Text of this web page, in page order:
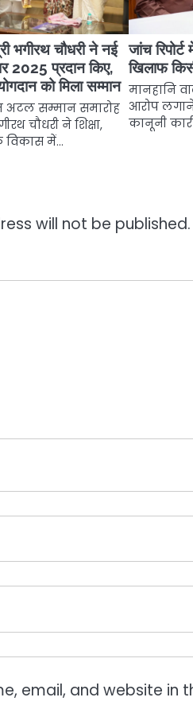
भगीरथ चौधरी ने नई
2025 प्रदान किए,
को मिला सम्मान
अटल सम्मान समारोह
चौधरी ने शिक्षा,
विकास में…
जांच
खिलाफ
मानहानि
आरोप
कानूनी
will not be published.
email, and website in